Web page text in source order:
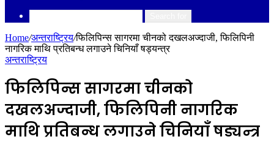
Home/अन्तराष्ट्रिय/फिलिपिन्स सागरमा चीनको दखलअज्दाजी, फिलिपिनी
नागरिक माथि प्रतिबन्ध लगाउने चिनियाँ षड्यन्त्र
अन्तराष्ट्रिय
फिलिपिन्स सागरमा चीनको
दखलअज्दाजी, फिलिपिनी नागरिक
माथि प्रतिबन्ध लगाउने चिनियाँ षड्यन्त्र